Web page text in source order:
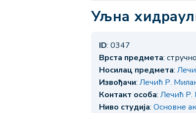
Уљна
ID: 0347
Врста предмета:
Носилац предмета:
Извођачи: Лечић Р.
Контакт особа: Лечић Р.
Ниво студија: Основне